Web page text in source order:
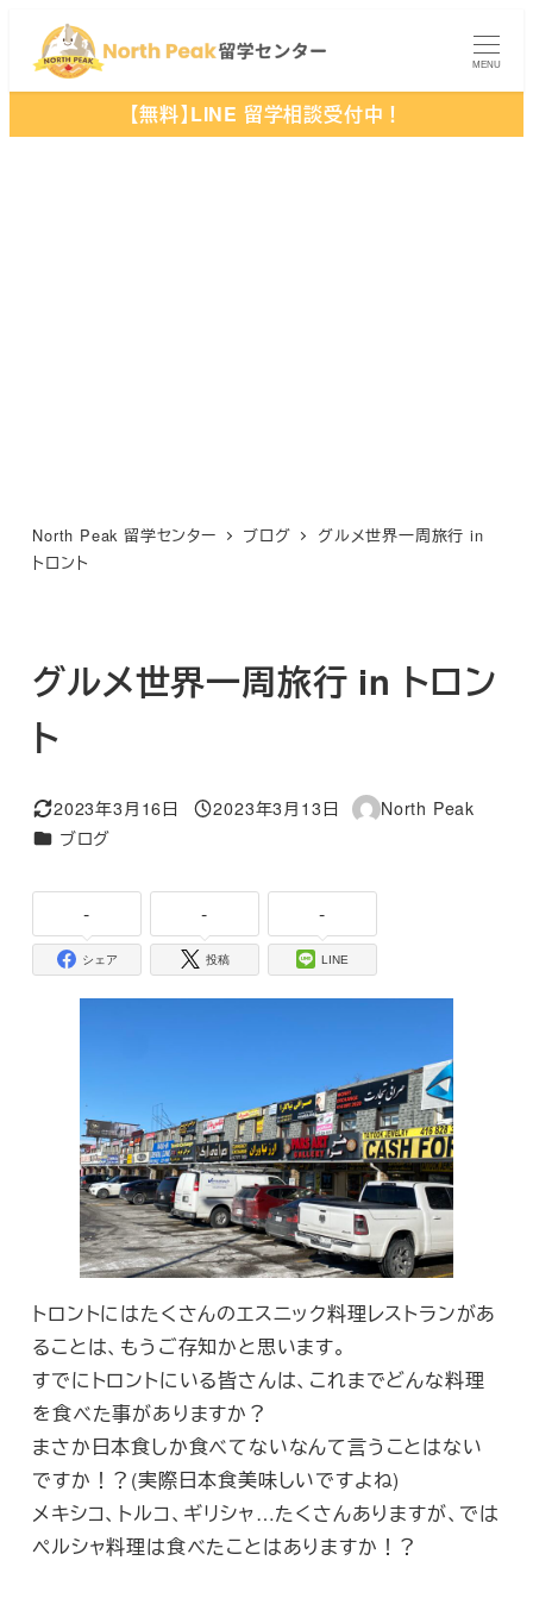
ン
MENU
【無料】LINE 留学相談受付中！
North Peak 留学センター ブログ
グルメ世界一周旅行 in
トロント
グルメ世界一周旅行 in トロン
ト
更新日
2023年3月16日
投稿日
2023年3月13日
著
North Peak
カテゴリー
ブログ
-
シェア
-
投稿
-
LINE
トロントにはたくさんのエスニック料理レストランがあ
ることは、もうご存知かと思います。
すでにトロントにいる皆さんは、これまでどんな料理
を食べた事がありますか？
まさか日本食しか食べてないなんて言うことはない
ですか！？(実際日本食美味しいですよね)
メキシコ、トルコ、ギリシャ…たくさんありますが、では
ペルシャ料理は食べたことはありますか！？